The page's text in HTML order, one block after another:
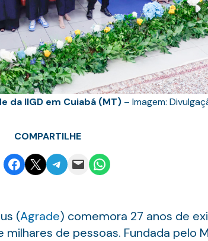
da IIGD em Cuiabá (MT)– Imagem:
COMPARTILHE
Share on Facebook
Email this PageShare on Telegram
Email this PageShare on WhatsApp
(Agrade) comemora 27 anos de
de pessoas. Fundada pelo